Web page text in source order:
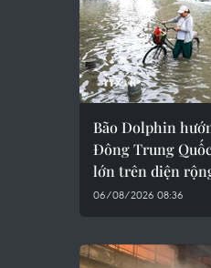
Bão Dolphin
Đông Trung
lớn trên diện
06/08/2026 08:36